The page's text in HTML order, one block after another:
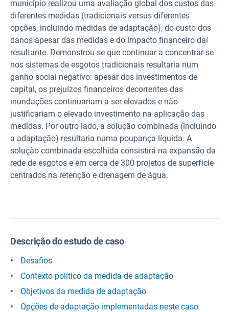
município realizou uma avaliação global dos custos das
diferentes medidas (tradicionais versus diferentes
opções, incluindo medidas de adaptação), do custo dos
danos apesar das medidas e do impacto financeiro daí
resultante. Demonstrou-se que continuar a concentrar-se
nos sistemas de esgotos tradicionais resultaria num
ganho social negativo: apesar dos investimentos de
capital, os prejuízos financeiros decorrentes das
inundações continuariam a ser elevados e não
justificariam o elevado investimento na aplicação das
medidas. Por outro lado, a solução combinada (incluindo
a adaptação) resultaria numa poupança líquida. A
solução combinada escolhida consistirá na expansão da
rede de esgotos e em cerca de 300 projetos de superfície
centrados na retenção e drenagem de água.
Descrição do estudo de caso
Desafios
Contexto político da medida de adaptação
Objetivos da medida de adaptação
Opções de adaptação implementadas neste caso